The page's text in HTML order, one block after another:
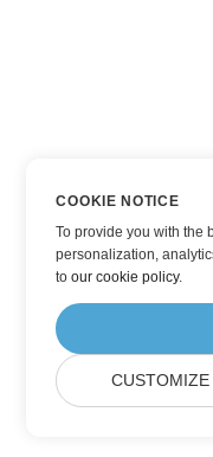
COOKIE NOTICE
To provide you with the
personalization,
toour cookie policy.
CUSTOMIZE